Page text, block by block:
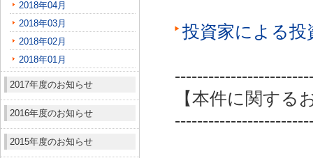
2018年04月
2018年03月
2018年02月
2018年01月
2017年度のお知らせ
2016年度のお知らせ
2015年度のお知らせ
投資家による
【本件に関する